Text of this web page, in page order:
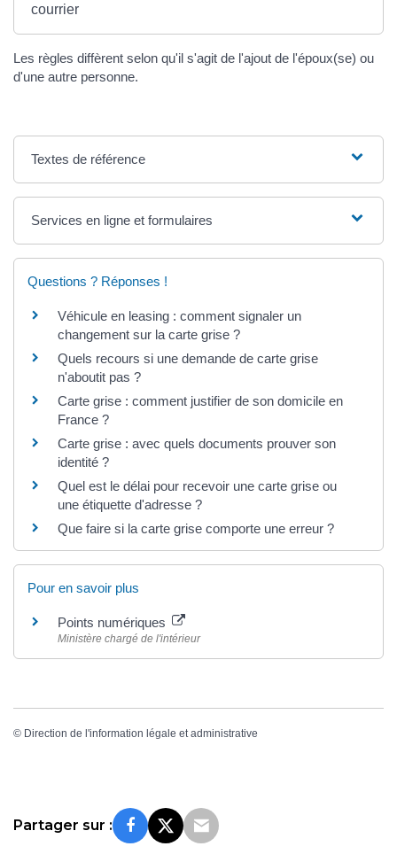
courrier
Les règles diffèrent selon qu'il s'agit de l'ajout de l'époux(se) ou
d'une autre personne.
Textes de référence
Services en ligne et formulaires
Questions ? Réponses !
Véhicule en leasing : comment signaler un
changement sur la carte grise ?
Quels recours si une demande de carte grise
n'aboutit pas ?
Carte grise : comment justifier de son domicile en
France ?
Carte grise : avec quels documents prouver son
identité ?
Quel est le délai pour recevoir une carte grise ou
une étiquette d'adresse ?
Que faire si la carte grise comporte une erreur ?
Pour en savoir plus
Points numériques
Ministère chargé de l'intérieur
© Direction de l'information légale et administrative
Partager sur :